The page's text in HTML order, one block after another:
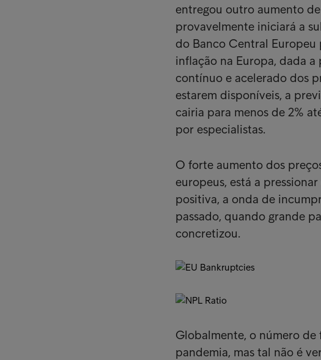
entregou outro aumento
provavelmente iniciará a
do Banco Central
inflação na Europa, dada
contínuo e acelerado dos
estarem disponíveis, a
cairia para menos de 2%
por especialistas.
O forte aumento dos
europeus, está a
positiva, a onda de
passado, quando grande
concretizou.
Globalmente, o número
pandemia, mas tal não é